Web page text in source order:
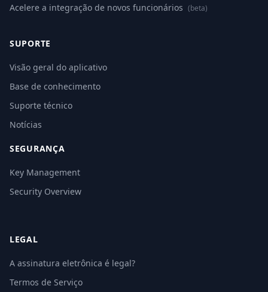
Acelere a integração de novos funcionários (beta)
SUPORTE
Visão geral do aplicativo
Base de conhecimento
Suporte técnico
Notícias
SEGURANÇA
Key Management
Security Overview
LEGAL
A assinatura eletrônica é legal?
Termos de Serviço